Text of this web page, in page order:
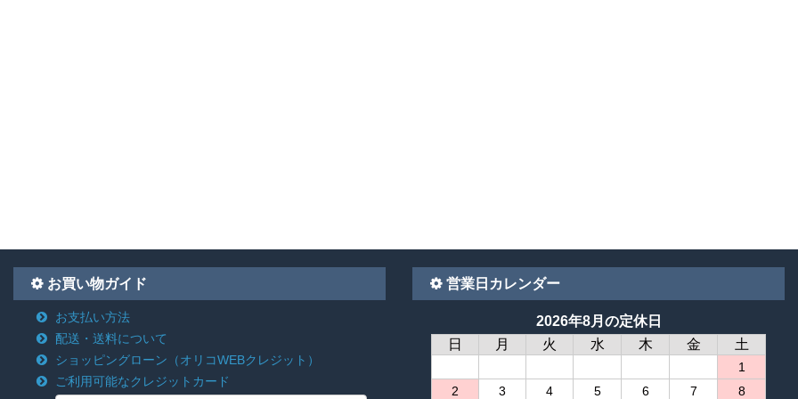
お買い物ガイド
お支払い方法
配送・送料について
ショッピングローン （オリコWEBクレジット）
ご利用可能なクレジットカード
営業日カレンダー
2026年8月の定休日
日
月 火 水 木 金 土
1
2
3 4 5 6 7 8